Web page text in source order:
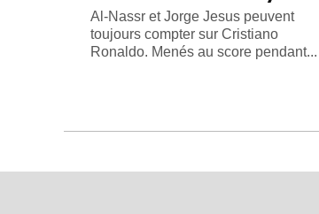
Al-Nassr et Jorge Jesus peuvent
toujours compter sur Cristiano
Ronaldo. Menés au score pendant...